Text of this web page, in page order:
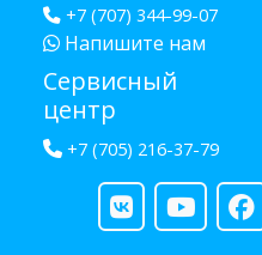
+7 (707) 344-99-07
Напишите нам
Сервисный
центр
+7 (705) 216-37-79